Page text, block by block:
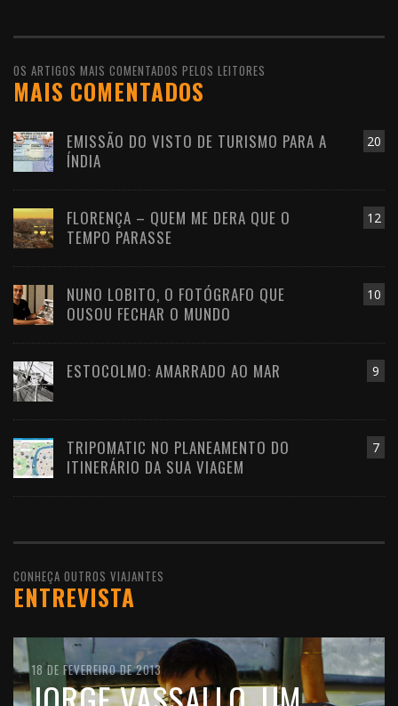
OS ARTIGOS MAIS COMENTADOS PELOS LEITORES
MAIS COMENTADOS
20
EMISSÃO DO VISTO DE TURISMO PARA A
ÍNDIA
12
FLORENÇA – QUEM ME DERA QUE O
TEMPO PARASSE
10
NUNO LOBITO, O FOTÓGRAFO QUE
OUSOU FECHAR O MUNDO
9
ESTOCOLMO: AMARRADO AO MAR
7
TRIPOMATIC NO PLANEAMENTO DO
ITINERÁRIO DA SUA VIAGEM
CONHEÇA OUTROS VIAJANTES
ENTREVISTA
10 DE FEVEREIRO DE 2016
18 DE FEVEREIRO DE 2013
11 DE OUTUBRO DE 2012